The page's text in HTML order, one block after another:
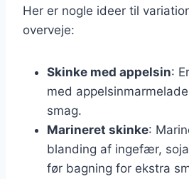
Her er nogle ideer til
overveje:
Skinke med appelsin:
med
smag.
Marineret skinke:
blanding af ingefær,
før bagning for ekstra